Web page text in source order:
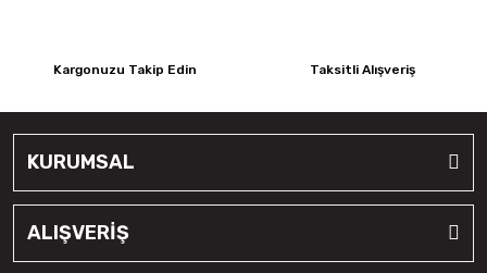
Kargonuzu Takip Edin Taksitli Alışveriş
KURUMSAL
ALIŞVERİŞ